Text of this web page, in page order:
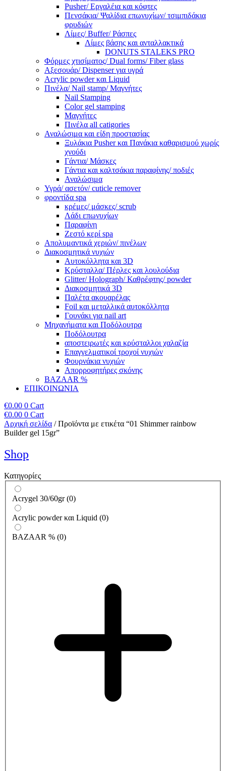
Pusher/ Εργαλέια και κόφτες
Πενσάκια/ Ψαλίδια επωνυχίων/ τσιμπιδάκια
φρυδιών
Λίμες/ Buffer/ Ράσπες
Λίμες βάσης και ανταλλακτικά
DONUTS STALEKS PRO
Φόρμες χτισίματος/ Dual forms/ Fiber glass
Αξεσουάρ/ Dispenser για υγρά
Acrylic powder και Liquid
Πινέλα/ Nail stamp/ Μαγνήτες
Nail Stamping
Color gel stamping
Μαγνήτες
Πινέλα all catigories
Αναλώσιμα και είδη προστασίας
Ξυλάκια Pusher και Πανάκια καθαρισμού χωρίς
χνούδι
Γάντια/ Μάσκες
Γάντια και καλτσάκια παραφίνης/ ποδιές
Αναλώσιμα
Υγρά/ ασετόν/ cuticle remover
φροντίδα spa
κρέμες/ μάσκες/ scrub
Λάδι επωνυχίων
Παραφίνη
Ζεστό κερί spa
Απολυμαντικά χεριών/ πινέλων
Διακοσμητικά νυχιών
Αυτοκόλλητα και 3D
Κρύσταλλα/ Πέρλες και λουλούδια
Glitter/ Holograph/ Καθρέφτης/ powder
Διακοσμητικά 3D
Παλέτα ακουαρέλας
Foil και μεταλλικά αυτοκόλλητα
Γουνάκι για nail art
Μηχανήματα και Ποδόλουτρα
Ποδόλουτρα
αποστειρωτές και κρύσταλλοι χαλαζία
Επαγγελματικοί τροχοί νυχιών
Φουρνάκια νυχιών
Απορροφητήρες σκόνης
BAZAAR %
ΕΠΙΚΟΙΝΩΝΙΑ
€0.00 0 Cart
€0.00 0 Cart
Αρχική σελίδα / Προϊόντα με ετικέτα “01 Shimmer rainbow
Builder gel 15gr”
Shop
Κατηγορίες
Acrygel 30/60gr (0)
Acrylic powder και Liquid (0)
BAZAAR % (0)